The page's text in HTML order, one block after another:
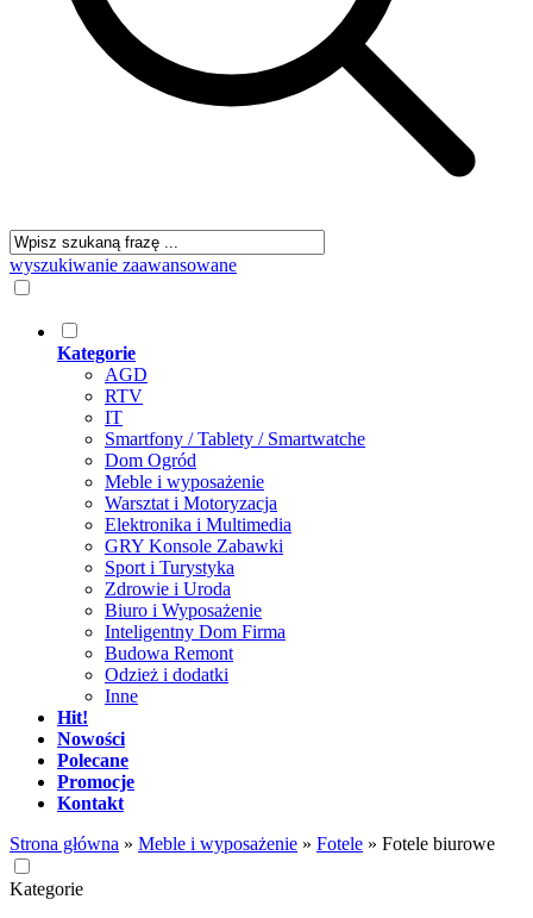
wyszukiwanie zaawansowane
Kategorie
AGD
RTV
IT
Smartfony / Tablety / Smartwatche
Dom Ogród
Meble i wyposażenie
Warsztat i Motoryzacja
Elektronika i Multimedia
GRY Konsole Zabawki
Sport i Turystyka
Zdrowie i Uroda
Biuro i Wyposażenie
Inteligentny Dom Firma
Budowa Remont
Odzież i dodatki
Inne
Hit!
Nowości
Polecane
Promocje
Kontakt
Strona główna » Meble i wyposażenie » Fotele » Fotele biurowe
Kategorie